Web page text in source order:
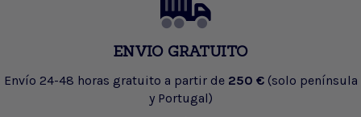
ENVIO GRATUITO
Envío 24-48 horas gratuito a partir de 250 € (solo península
y Portugal)